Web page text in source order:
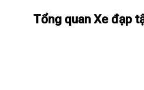
Tổng quan Xe đạp